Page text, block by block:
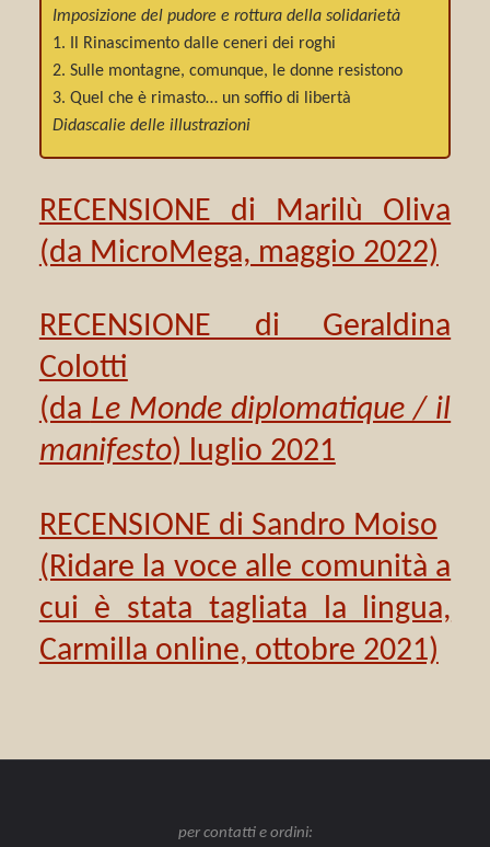
Imposizione del pudore e rottura della solidarietà
1. Il Rinascimento dalle ceneri dei roghi
2. Sulle montagne, comunque, le donne resistono
3. Quel che è rimasto… un soffio di libertà
Didascalie delle illustrazioni
RECENSIONE di Marilù Oliva
(da MicroMega, maggio 2022)
RECENSIONE di Geraldina
Colotti
(da Le Monde diplomatique / il
manifesto) luglio 2021
RECENSIONE di Sandro Moiso
(Ridare la voce alle comunità a
cui è stata tagliata la lingua,
Carmilla online, ottobre 2021)
per contatti e ordini: